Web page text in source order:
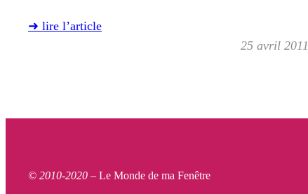
➜ lire l’article
25 avril 2011
© 2010-2020 – Le Monde de ma Fenêtre